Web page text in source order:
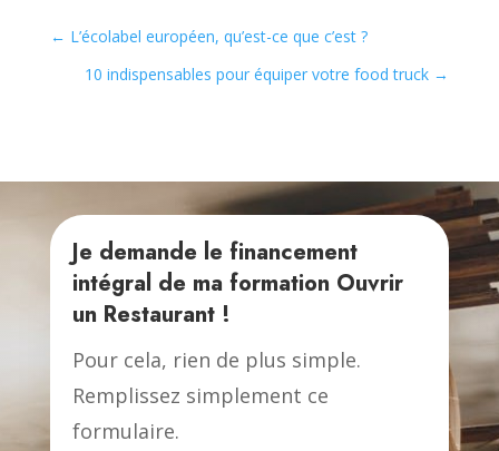
← L’écolabel européen, qu’est-ce que c’est ?
10 indispensables pour équiper votre food truck →
Je demande le financement
intégral de ma formation Ouvrir
un Restaurant!
Pour cela, rien de plus simple.
Remplissez simplement ce
formulaire.